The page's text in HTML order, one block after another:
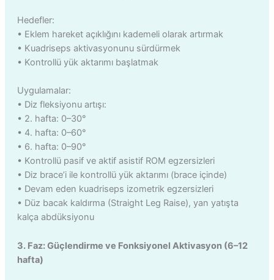
Hedefler:
• Eklem hareket açıklığını kademeli olarak artırmak
• Kuadriseps aktivasyonunu sürdürmek
• Kontrollü yük aktarımı başlatmak
Uygulamalar:
• Diz fleksiyonu artışı:
• 2. hafta: 0–30°
• 4. hafta: 0–60°
• 6. hafta: 0–90°
• Kontrollü pasif ve aktif asistif ROM egzersizleri
• Diz brace’i ile kontrollü yük aktarımı (brace içinde)
• Devam eden kuadriseps izometrik egzersizleri
• Düz bacak kaldırma (Straight Leg Raise), yan yatışta
kalça abdüksiyonu
3. Faz: Güçlendirme ve Fonksiyonel Aktivasyon (6–12
hafta)